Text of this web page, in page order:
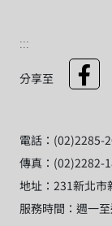
:::
分享至
電話：(02)2285-
傳真：(02)2282-
地址：231新北市
服務時間：週一